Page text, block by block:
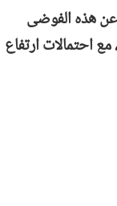
عن هذه الفوضى
مع احتمالات ارتفاع